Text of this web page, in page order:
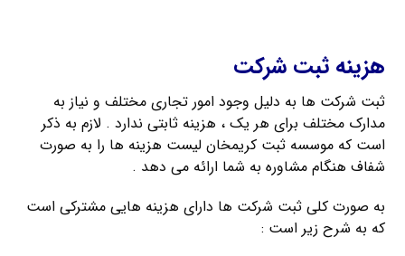
هزینه ثبت شرکت
ثبت شرکت ها به دلیل وجود امور تجاری مختلف و نیاز به
مدارک مختلف برای هر یک ، هزینه ثابتی ندارد . لازم به ذکر
است که موسسه ثبت کریمخان لیست هزینه ها را به صورت
شفاف هنگام مشاوره به شما ارائه می دهد .
به صورت کلی ثبت شرکت ها دارای هزینه هایی مشترکی است
که به شرح زیر است :